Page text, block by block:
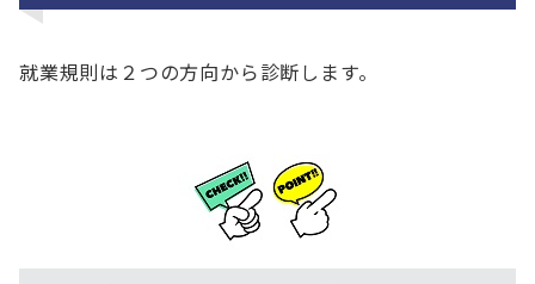
就業規則は２つの方向から診断します。